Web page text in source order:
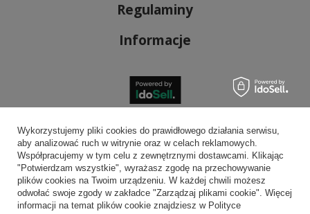
Regulaminy
Informacje
Bezpieczne płatności
Wygodna dostawa
Wykorzystujemy pliki cookies do prawidłowego działania serwisu,
aby analizować ruch w witrynie oraz w celach reklamowych.
Współpracujemy w tym celu z zewnętrznymi dostawcami. Klikając
"Potwierdzam wszystkie", wyrażasz zgodę na przechowywanie
plików cookies na Twoim urządzeniu. W każdej chwili możesz
odwołać swoje zgody w zakładce "Zarządzaj plikami cookie". Więcej
informacji na temat plików cookie znajdziesz w Polityce